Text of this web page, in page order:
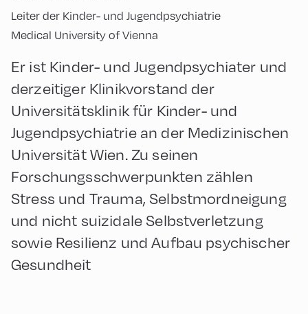
Leiter der Kinder- und Jugendpsychiatrie
Medical University of Vienna
Er ist Kinder- und Jugendpsychiater und
derzeitiger Klinikvorstand der
Universitätsklinik für Kinder- und
Jugendpsychiatrie an der Medizinischen
Universität Wien. Zu seinen
Forschungsschwerpunkten zählen
Stress und Trauma, Selbstmordneigung
und nicht suizidale Selbstverletzung
sowie Resilienz und Aufbau psychischer
Gesundheit